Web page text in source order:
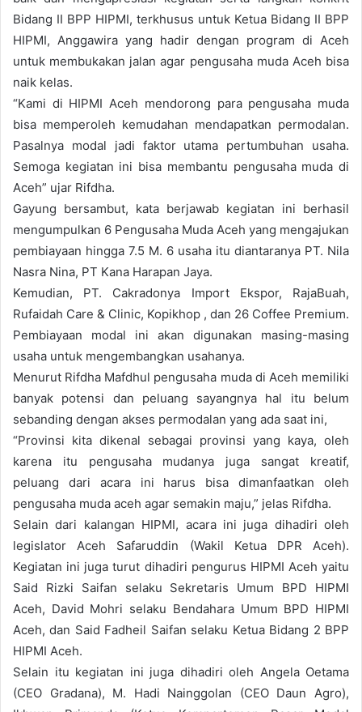
Bidang II BPP HIPMI, terkhusus untuk Ketua Bidang II BPP
HIPMI, Anggawira yang hadir dengan program di Aceh
untuk membukakan jalan agar pengusaha muda Aceh bisa
naik kelas.
“Kami di HIPMI Aceh mendorong para pengusaha muda
bisa memperoleh kemudahan mendapatkan permodalan.
Pasalnya modal jadi faktor utama pertumbuhan usaha.
Semoga kegiatan ini bisa membantu pengusaha muda di
Aceh” ujar Rifdha.
Gayung bersambut, kata berjawab kegiatan ini berhasil
mengumpulkan 6 Pengusaha Muda Aceh yang mengajukan
pembiayaan hingga 7.5 M. 6 usaha itu diantaranya PT. Nila
Nasra Nina, PT Kana Harapan Jaya.
Kemudian, PT. Cakradonya Import Ekspor, RajaBuah,
Rufaidah Care & Clinic, Kopikhop , dan 26 Coffee Premium.
Pembiayaan modal ini akan digunakan masing-masing
usaha untuk mengembangkan usahanya.
Menurut Rifdha Mafdhul pengusaha muda di Aceh memiliki
banyak potensi dan peluang sayangnya hal itu belum
sebanding dengan akses permodalan yang ada saat ini,
“Provinsi kita dikenal sebagai provinsi yang kaya, oleh
karena itu pengusaha mudanya juga sangat kreatif,
peluang dari acara ini harus bisa dimanfaatkan oleh
pengusaha muda aceh agar semakin maju,” jelas Rifdha.
Selain dari kalangan HIPMI, acara ini juga dihadiri oleh
legislator Aceh Safaruddin (Wakil Ketua DPR Aceh).
Kegiatan ini juga turut dihadiri pengurus HIPMI Aceh yaitu
Said Rizki Saifan selaku Sekretaris Umum BPD HIPMI
Aceh, David Mohri selaku Bendahara Umum BPD HIPMI
Aceh, dan Said Fadheil Saifan selaku Ketua Bidang 2 BPP
HIPMI Aceh.
Selain itu kegiatan ini juga dihadiri oleh Angela Oetama
(CEO Gradana), M. Hadi Nainggolan (CEO Daun Agro),